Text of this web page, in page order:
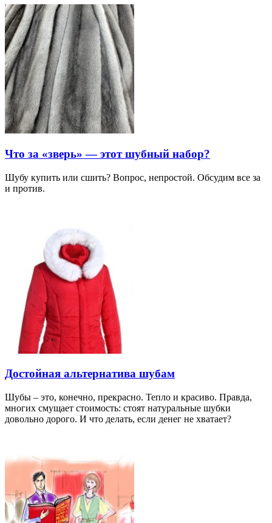
Что за «зверь» — этот шубный набор?
Шубу купить или сшить? Вопрос, непростой. Обсудим все за
и против.
Достойная альтернатива шубам
Шубы – это, конечно, прекрасно. Тепло и красиво. Правда,
многих смущает стоимость: стоят натуральные шубки
довольно дорого. И что делать, если денег не хватает?